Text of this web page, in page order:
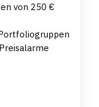
von 250 €